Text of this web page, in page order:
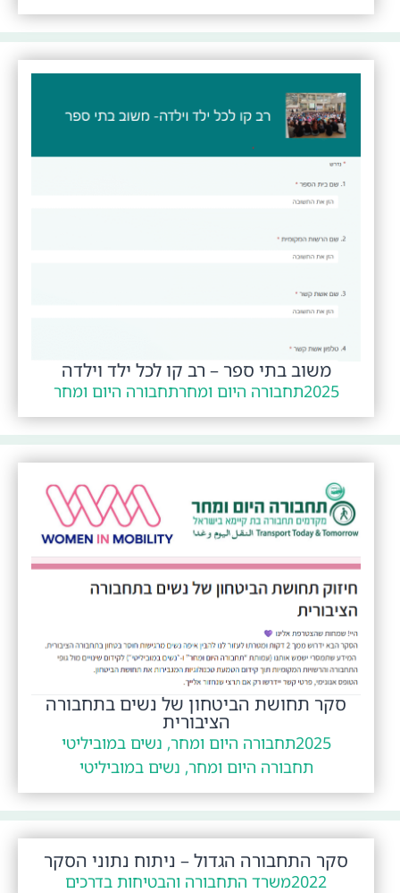
משוב בתי ספר – רב קו לכל ילד וילדה
2025תחבורה היום ומחרתחבורה היום ומחר
סקר תחושת הביטחון של נשים בתחבורה
הציבורית
2025תחבורה היום ומחר, נשים במוביליטי
תחבורה היום ומחר, נשים במוביליטי
סקר התחבורה הגדול – ניתוח נתוני הסקר
2022משרד התחבורה והבטיחות בדרכים